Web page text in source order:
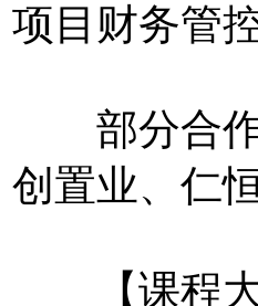
项目财务管
部分合作
创置业、仁
【课程大